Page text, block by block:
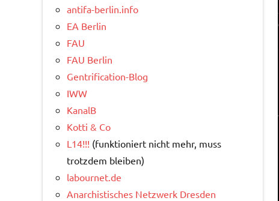
antifa-berlin.info
EA Berlin
FAU
FAU Berlin
Gentrification-Blog
IWW
KanalB
Kotti & Co
L14!!! (funktioniert nicht mehr, muss
trotzdem bleiben)
labournet.de
Anarchistisches Netzwerk Dresden